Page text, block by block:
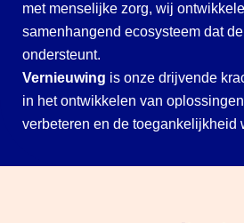
met menselijke zorg, wij
samenhangend ecosysteem dat
ondersteunt.
Vernieuwing is onze drijvende
in het ontwikkelen van
verbeteren en de toegankelijkheid